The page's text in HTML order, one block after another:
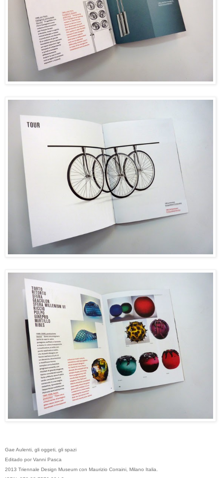
Gae Aulenti, gli oggeti, gli spazi
Editado por Vanni Pasca
2013 Triennale Design Museum con Maurizio Corraini, Milano Italia.